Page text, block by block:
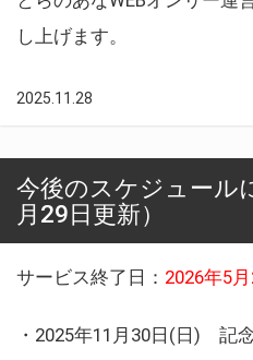
し上げます。
2025.11.28
今後のスケジュール
月29日更新）
サービス終了日： 2026年5月
・2025年11月30日(日) 記